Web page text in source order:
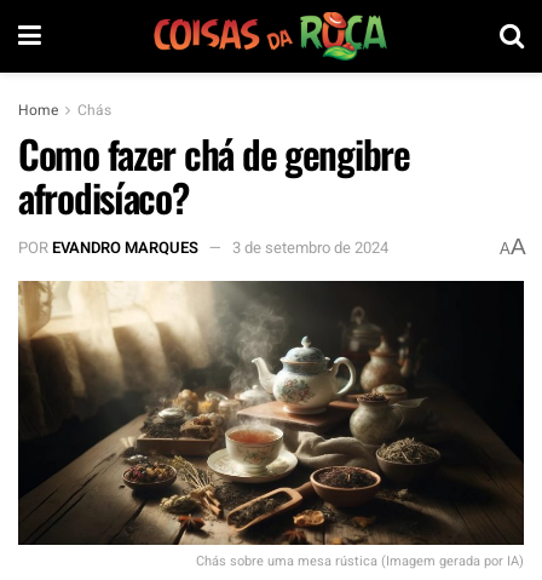
Home Chás
Como fazer chá de gengibre
afrodisíaco?
POREVANDRO MARQUES 3 de setembro de 2024 AA
Chás sobre uma mesa rústica (Imagem gerada por IA)